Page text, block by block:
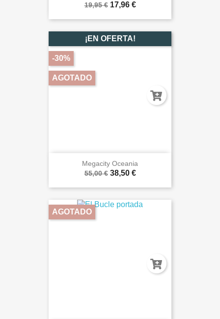
19,95 € 17,96 €
Megacity Oceania
55,00 € 38,50 €
¡EN OFERTA!
-30%
AGOTADO
AGOTADO